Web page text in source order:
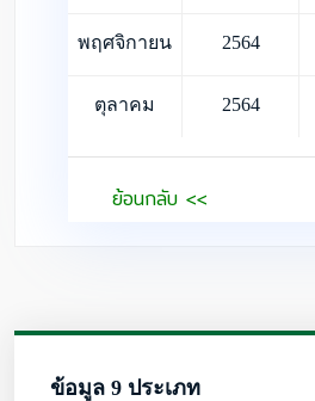
พฤศจิกายน 2564
ตุลาคม 2564
ย้อนกลับ <<
ข้อมูล 9 ประเภท